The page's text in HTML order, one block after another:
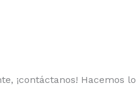
¡contáctanos! Hacemos